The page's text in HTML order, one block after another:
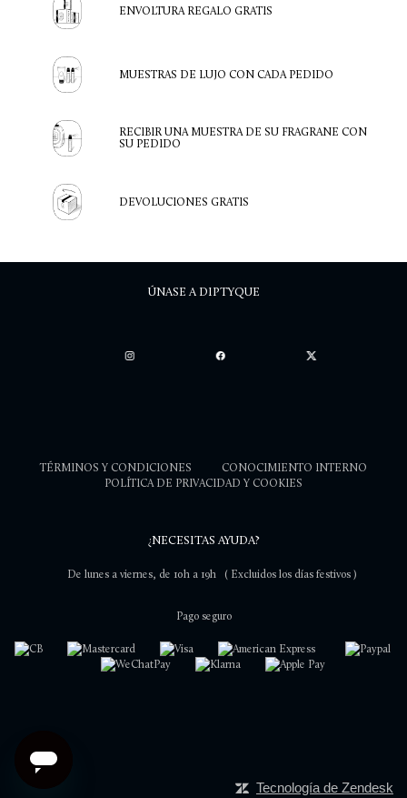
ENVOLTURA REGALO GRATIS
MUESTRAS DE LUJO CON CADA PEDIDO
RECIBIR UNA MUESTRA DE SU FRAGRANE CON
SU PEDIDO
DEVOLUCIONES GRATIS
ÚNASE A DIPTYQUE
TÉRMINOS Y CONDICIONES
CONOCIMIENTO INTERNO
POLÍTICA DE PRIVACIDAD Y COOKIES
¿NECESITAS AYUDA?
De lunes a viernes, de 10h a 19h ( Excluidos los días festivos )
Pago seguro
Tecnología de Zendesk